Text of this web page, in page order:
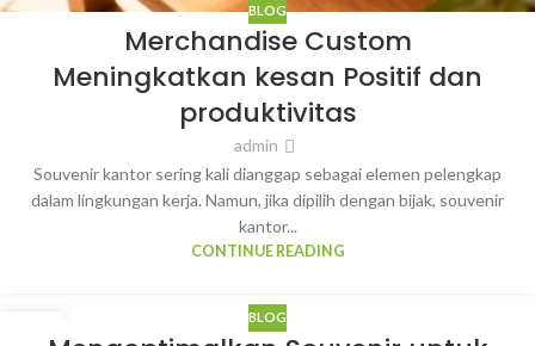
BLOG
Merchandise Custom
Meningkatkan kesan Positif dan
produktivitas
admin
Souvenir kantor sering kali dianggap sebagai elemen pelengkap
dalam lingkungan kerja. Namun, jika dipilih dengan bijak, souvenir
kantor...
CONTINUE READING
BLOG